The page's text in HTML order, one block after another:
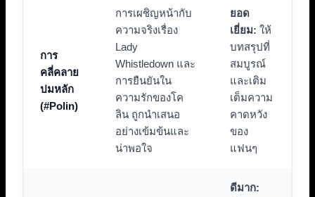
การ
คลี่คลาย
ปมหลัก
(#Polin)
การเผชิญหน้ากับ
ความจริงเรื่อง
Lady
Whistledown และ
การยืนยันใน
ความรักของโค
ลิน ถูกนำเสนอ
อย่างเข้มข้นและ
น่าพอใจ
ยอด
เยี่ยม: ให้
บทสรุปที่
สมบูรณ์
และเติม
เต็มความ
คาดหวัง
ของ
แฟนๆ
ดีมาก: